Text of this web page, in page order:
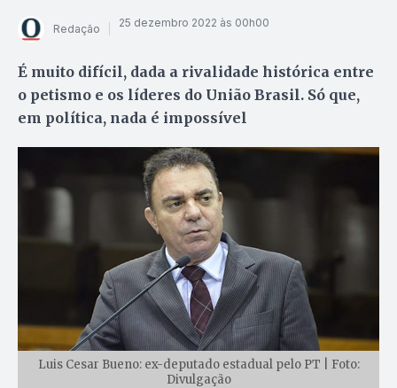
Redação 25 dezembro 2022 às 00h00
É muito difícil, dada a rivalidade histórica entre
o petismo e os líderes do União Brasil. Só que,
em política, nada é impossível
Luis Cesar Bueno: ex-deputado estadual pelo PT | Foto:
Divulgação